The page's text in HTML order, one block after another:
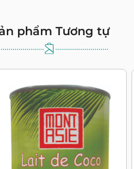
phẩm Tương tự